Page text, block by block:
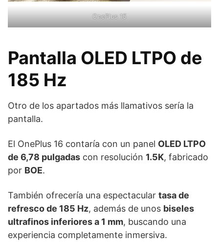
OnePlus 15
Pantalla OLED LTPO de
185 Hz
Otro de los apartados más llamativos sería la
pantalla.
El OnePlus 16 contaría con un panel OLED LTPO
de 6,78 pulgadas con resolución 1.5K, fabricado
por BOE.
También ofrecería una espectacular tasa de
refresco de 185 Hz, además de unos biseles
ultrafinos inferiores a 1 mm, buscando una
experiencia completamente inmersiva.